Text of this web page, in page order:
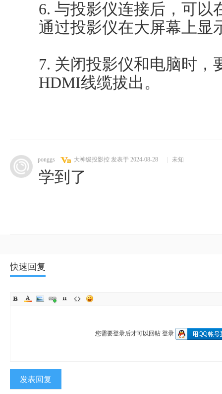
6. 与投影仪连接后，可以
通过投影仪在大屏幕上显
7. 关闭投影仪和电脑时
HDMI线缆拔出。
ponggs 大神级投影控 发表于 2024-08-28 未知
学到了
快速回复
您需要登录后才可以回帖 登录
发表回复